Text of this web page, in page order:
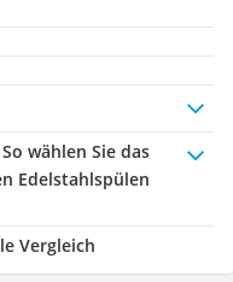
So wählen Sie das
Edelstahlspülen
Vergleich